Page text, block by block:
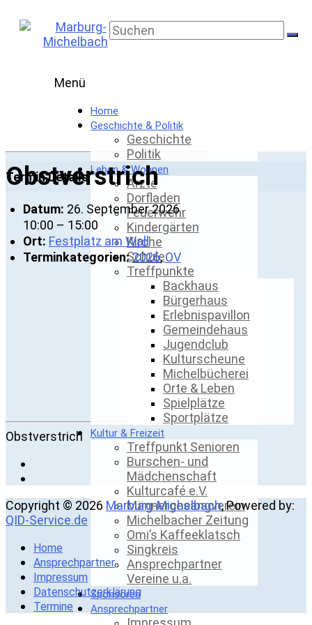
content
Marburg-
Michelbach
Menü
Home
Geschichte & Politik
Geschichte
Politik
Leben & Wohnen
Ärzte
Dorfladen
Feuerwehr
Kindergärten
Kirche
Schule
Treffpunkte
Backhaus
Bürgerhaus
Erlebnispavillon
Gemeindehaus
Jugendclub
Kulturscheune
Michelbücherei
Orte & Leben
Spielplätze
Sportplätze
Kultur & Freizeit
Treffpunkt Senioren
Burschen- und
Mädchenschaft
Kulturcafé e.V.
Männergesangverein
Michelbacher Zeitung
Omi’s Kaffeeklatsch
Singkreis
Ansprechpartner
Vereine u.a.
Sponsoren
Ansprechpartner
Obstverstrich
Termin Details
Datum: 26. September 2026
10:00 – 15:00
Ort: Festplatz am Wall
Terminkategorien:2026,OV
Obstverstrich
Copyright © 2026 Marburg-Michelbach, Powered by:
QID-Service.de
Home
Ansprechpartner
Impressum
Datenschutzerklärung
Termine